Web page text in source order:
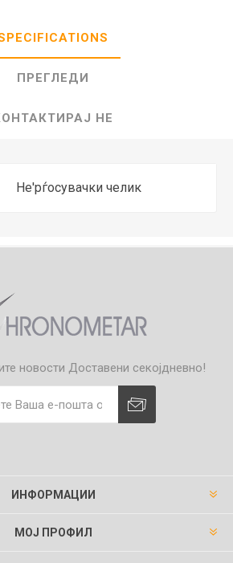
ПРЕГЛЕДИ
НЕ
Не'рѓосувачки челик
новости Доставени секојдневно!
ИНФОРМАЦИИ
МОЈ ПРОФИЛ